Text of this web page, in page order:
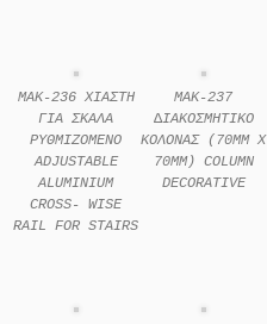
MAK-236 ΧΙΑΣΤΗ
ΓΙΑ ΣΚΑΛΑ
ΡΥΘΜΙΖΟΜΕΝΟ
ADJUSTABLE
ALUMINIUM
CROSS- WISE
RAIL FOR STAIRS
MAK-237
∆ΙΑΚΟΣΜΗΤΙΚO
ΚΟΛOΝΑΣ (70MM Χ
70MM) COLUMN
DECORATIVE